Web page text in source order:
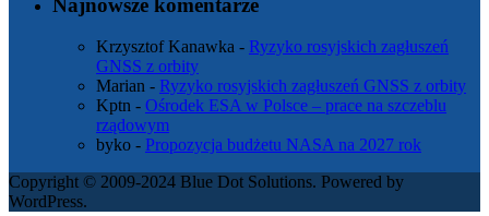
Najnowsze komentarze
Krzysztof Kanawka - Ryzyko rosyjskich zagłuszeń
GNSS z orbity
Marian - Ryzyko rosyjskich zagłuszeń GNSS z orbity
Kptn - Ośrodek ESA w Polsce – prace na szczeblu
rządowym
byko - Propozycja budżetu NASA na 2027 rok
Copyright © 2009-2024 Blue Dot Solutions. Powered by
WordPress.